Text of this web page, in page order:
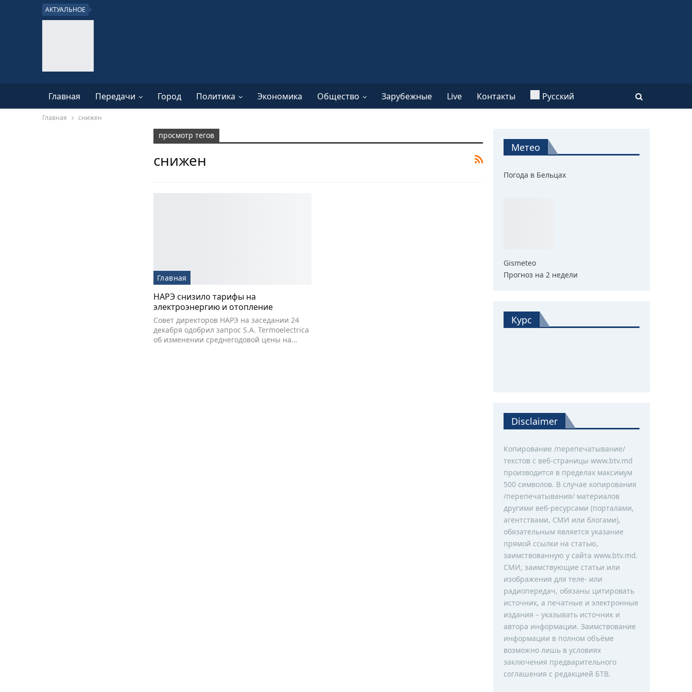
АКТУАЛЬНОЕ
Главная Передачи Город Политика Экономика Общество Зарубежные Live Контакты Русский
Главная снижен
просмотр тегов
снижен
Главная
НАРЭ снизило тарифы на
электроэнергию и отопление
Совет директоров НАРЭ на заседании 24
декабря одобрил запрос S.A. Termoelectrica
об изменении среднегодовой цены на…
Метео
Погода в Бельцах
Gismeteo
Прогноз на 2 недели
Курс
Disclaimer
Копирование /перепечатывание/
текстов с веб-страницы www.btv.md
производится в пределах максимум
500 символов. В случае копирования
/перепечатывания/ материалов
другими веб-ресурсами (порталами,
агентствами, СМИ или блогами),
обязательным является указание
прямой ссылки на статью,
заимствованную у сайта www.btv.md.
СМИ, заимствующие статьи или
изображения для теле- или
радиопередач, обязаны цитировать
источник, а печатные и электронные
издания – указывать источник и
автора информации. Заимствование
информации в полном объёме
возможно лишь в условиях
заключения предварительного
соглашения с редакцией БТВ.